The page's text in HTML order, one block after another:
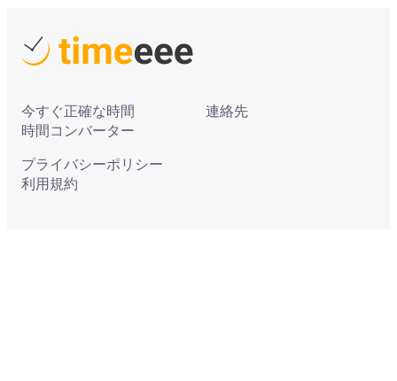
今すぐ正確な時間
時間コンバーター
連絡先
プライバシーポリシー
利用規約